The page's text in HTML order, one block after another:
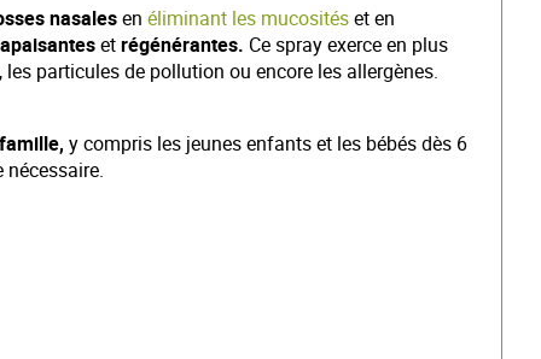
nasalesen éliminant les mucositéset en
etrégénérantes. Ce spray exerce en plus
particules de pollution ou encore les allergènes.
y compris les jeunes enfants et les bébés dès 6